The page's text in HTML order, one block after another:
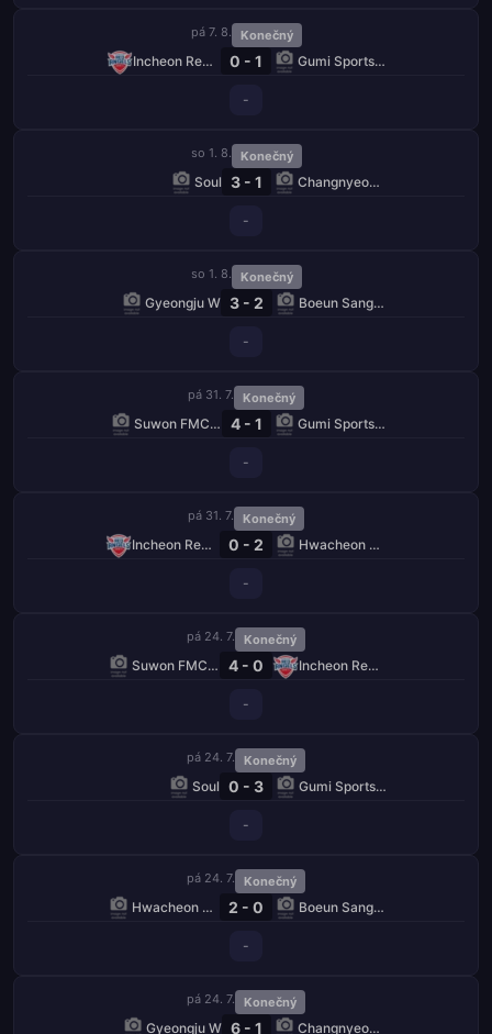
pá 7. 8. Konečný
Incheon Red Angels W 0 - 1 Gumi Sportstoto W
-
so 1. 8. Konečný
Soul 3 - 1 Changnyeong W
-
so 1. 8. Konečný
Gyeongju W 3 - 2 Boeun Sangmu W
-
pá 31. 7. Konečný
Suwon FMC W 4 - 1 Gumi Sportstoto W
-
pá 31. 7. Konečný
Incheon Red Angels W 0 - 2 Hwacheon KSPO W
-
pá 24. 7. Konečný
Suwon FMC W 4 - 0 Incheon Red Angels W
-
pá 24. 7. Konečný
Soul 0 - 3 Gumi Sportstoto W
-
pá 24. 7. Konečný
Hwacheon KSPO W 2 - 0 Boeun Sangmu W
-
pá 24. 7. Konečný
Gyeongju W 6 - 1 Changnyeong W